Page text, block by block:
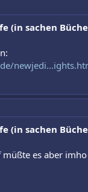
(in sachen
(in sachen
müßte es aber